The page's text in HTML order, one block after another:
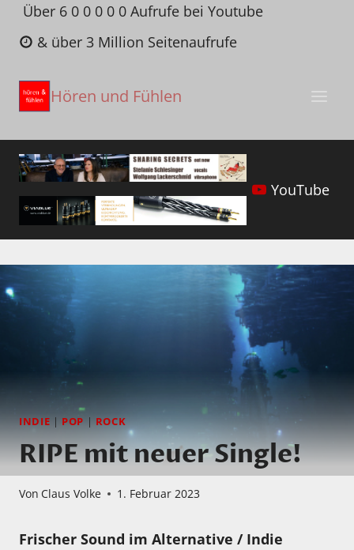
Zum
Inhalt
springen
Über 6 0 0 0 0 0 Aufrufe bei Youtube
& über 3 Million Seitenaufrufe
Hören und Fühlen
YouTube
INDIE | POP | ROCK
RIPE mit neuer Single!
Von Claus Volke 1. Februar 2023
Frischer Sound im Alternative / Indie